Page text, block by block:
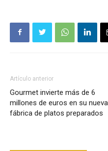
Artículo anterior
Gourmet invierte más de 6
millones de euros en su nueva
fábrica de platos preparados